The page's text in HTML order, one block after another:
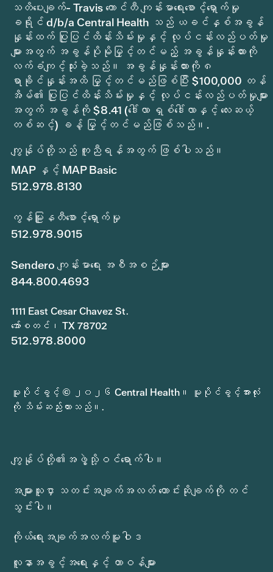
သတိပေးချက်- Travis ကောင်တီ ကျန်းမာရေးစောင့်ရှောက်မှု
ခရိုင် d/b/a Central Health သည် ယခင်နှစ်အခွန်
နှုန်းထက် ပြုပြင်ထိန်းသိမ်းမှုနှင့် လုပ်ငန်းလည်ပတ်မှု
များအတွက် အခွန်ပိုမိုမြှင့်တင်မည့် အခွန်နှုန်းထားကို
လက်ခံကျင့်သုံးခဲ့သည်။ အခွန်နှုန်းထားကို ၈
ရာခိုင်နှုန်းအထိ မြှင့်တင်မည်ဖြစ်ပြီး $100,000 တန်
အိမ်၏ ပြုပြင်ထိန်းသိမ်းမှုနှင့် လုပ်ငန်းလည်ပတ်မှုများ
အတွက် အခွန်ကို $8.41 (ဒေါ်လာ ရှစ်ဒေါ်လာနှင့် လေးဆယ့်
တစ်ဆင့်) ခန့် မြှင့်တင်မည်ဖြစ်သည်။.
ကျွန်ုပ်တို့သည် ကူညီရန်အတွက် ဖြစ်ပါသည်။
MAP နှင့် MAP Basic
512.978.8130
ကွန်မြူနတီစောင့်ရှောက်မှု
512.978.9015
Sendero ကျန်းမာရေး အစီအစဉ်များ
844.800.4693
1111 East Cesar Chavez St.
အော်စတင်၊ TX 78702
512.978.8000
မူပိုင်ခွင့် © ၂၀၂၆ Central Health။ မူပိုင်ခွင့်အားလုံး
ကို သိမ်းဆည်းထားသည်။.
ကျွန်ုပ်တို့၏အဖွဲ့သို့ဝင်ရောက်ပါ။
အများသူငှာ သတင်းအချက်အလတ် တောင်းဆိုချက်ကို တင်
သွင်းပါ။
ကိုယ်ရေးအချက်အလက်မူဝါဒ
လူနာအခွင့်အရေးနှင့် တာဝန်များ